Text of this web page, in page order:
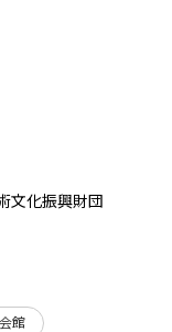
文化振興財団
館